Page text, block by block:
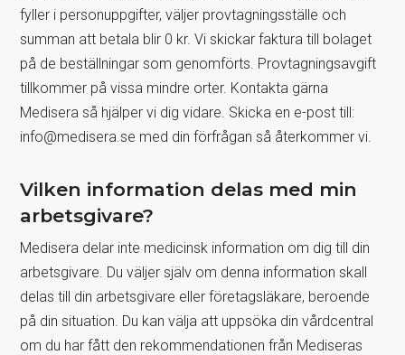
fyller i personuppgifter, väljer provtagningsställe och
summan att betala blir 0 kr. Vi skickar faktura till bolaget
på de beställningar som genomförts. Provtagningsavgift
tillkommer på vissa mindre orter. Kontakta gärna
Medisera så hjälper vi dig vidare. Skicka en e-post till:
info@medisera.se med din förfrågan så återkommer vi.
Vilken information delas med min
arbetsgivare?
Medisera delar inte medicinsk information om dig till din
arbetsgivare. Du väljer själv om denna information skall
delas till din arbetsgivare eller företagsläkare, beroende
på din situation. Du kan välja att uppsöka din vårdcentral
om du har fått den rekommendationen från Mediseras